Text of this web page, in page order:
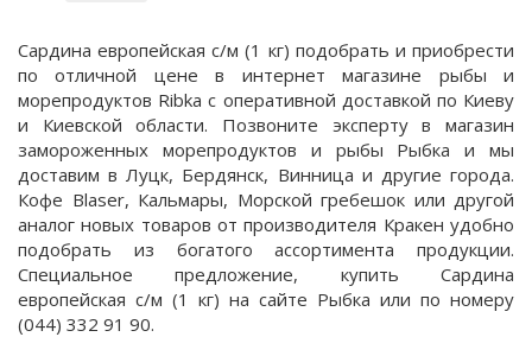
Сардина европейская с/м (1 кг) подобрать и приобрести
по отличной цене в интернет магазине рыбы и
морепродуктов Ribka с оперативной доставкой по Киеву
и Киевской области. Позвоните эксперту в магазин
замороженных морепродуктов и рыбы Рыбка и мы
доставим в Луцк, Бердянск, Винница и другие города.
Кофе Blaser, Кальмары, Морской гребешок или другой
аналог новых товаров от производителя Кракен удобно
подобрать из богатого ассортимента продукции.
Специальное предложение, купить Сардина
европейская с/м (1 кг) на сайте Рыбка или по номеру
(044) 332 91 90.